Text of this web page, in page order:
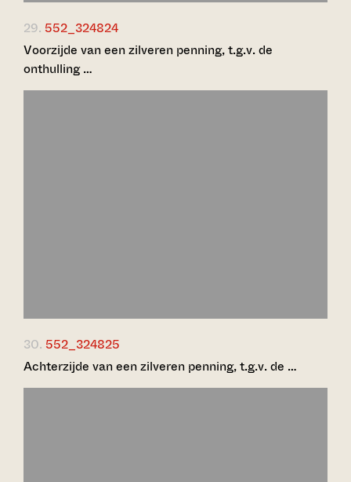
29. 552_324824
Voorzijde van een zilveren penning, t.g.v. de
onthulling …
30. 552_324825
Achterzijde van een zilveren penning, t.g.v. de …